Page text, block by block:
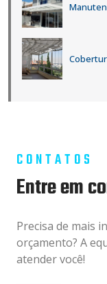
CONTATOS
Entre em
Precisa de mais
orçamento? A
atender você!